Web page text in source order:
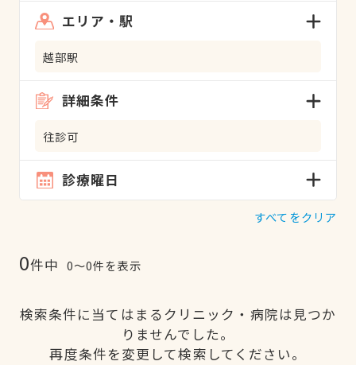
エリア・駅
越部駅
詳細条件
往診可
診療曜日
すべてをクリア
0件中 0〜0件を表示
検索条件に当てはまるクリニック・病院は見つか
りませんでした。
再度条件を変更して検索してください。